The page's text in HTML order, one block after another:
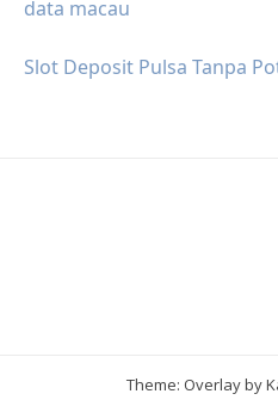
data macau
Slot Deposit Pulsa Tanpa
Theme: Overlay by